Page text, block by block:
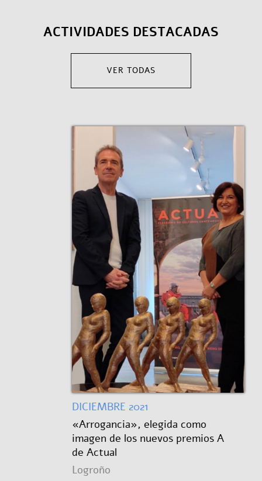
ACTIVIDADES DESTACADAS
VER TODAS
DICIEMBRE 2021
«Arrogancia», elegida como
imagen de los nuevos premios A